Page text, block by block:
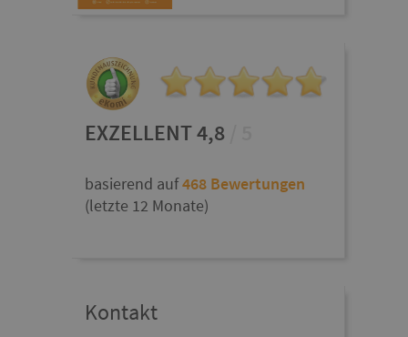
EXZELLENT 4,8
basierend auf468 Bewertungen
(letzte 12 Monate)
Kontakt